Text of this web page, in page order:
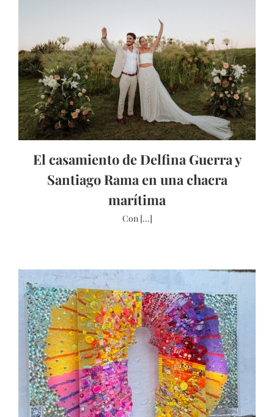
El casamiento de Delfina Guerra y
Santiago Rama en una chacra
marítima
Con [...]